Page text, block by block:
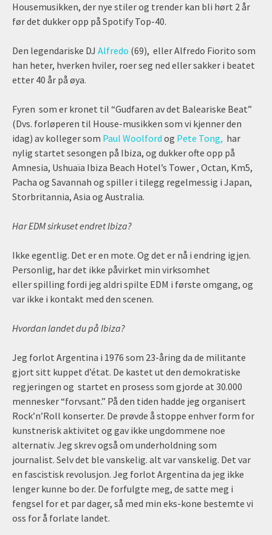
Housemusikken, der nye stiler og trender kan bli hørt 2 år
før det dukker opp på Spotify Top-40.
Den legendariske DJ Alfredo (69), eller Alfredo Fiorito som
han heter, hverken hviler, roer seg ned eller sakker i beatet
etter 40 år på øya.
Fyren som er kronet til “Gudfaren av det Baleariske Beat”
(Dvs. forløperen til House-musikken som vi kjenner den
idag) av kolleger som Paul Woolford og Pete Tong, har
nylig startet sesongen på Ibiza, og dukker ofte opp på
Amnesia, Ushuaïa Ibiza Beach Hotel’s Tower , Octan, Km5,
Pacha og Savannah og spiller i tilegg regelmessig i Japan,
Storbritannia, Asia og Australia.
Har EDM sirkuset endret Ibiza?
Ikke egentlig. Det er en mote. Og det er nå i endring igjen.
Personlig, har det ikke påvirket min virksomhet
eller spilling fordi jeg aldri spilte EDM i første omgang, og
var ikke i kontakt med den scenen.
Hvordan landet du på Ibiza?
Jeg forlot Argentina i 1976 som 23-åring da de militante
gjort sitt kuppet d’état. De kastet ut den demokratiske
regjeringen og startet en prosess som gjorde at 30.000
mennesker “forvsant.” På den tiden hadde jeg organisert
Rock’n’Roll konserter. De prøvde å stoppe enhver form for
kunstnerisk aktivitet og gav ikke ungdommene noe
alternativ. Jeg skrev også om underholdning som
journalist. Selv det ble vanskelig. alt var vanskelig. Det var
en fascistisk revolusjon. Jeg forlot Argentina da jeg ikke
lenger kunne bo der. De forfulgte meg, de satte meg i
fengsel for et par dager, så med min eks-kone bestemte vi
oss for å forlate landet.